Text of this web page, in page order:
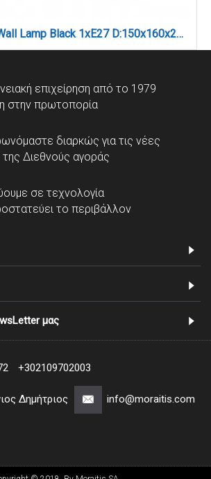
Annie Outdoor Wall Lamp Black 1xE27 D:150x160x270mm (80206114)
επιχείρηση από το 1979
στην πρωτοπορία
διαρκώς για τις νέες
της Διεθνούς αγοράς
σε τεχνολογία
το περιβάλλον
μας
+302109702003
Δημήτριος info@moraitis.com